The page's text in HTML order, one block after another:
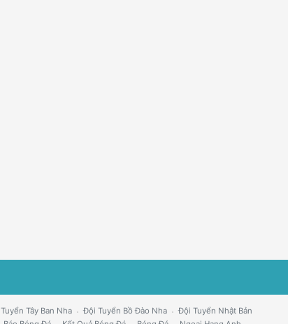
Tuyển Tây Ban Nha Đội Tuyển Bồ Đào Nha
Đội Tuyển Nhật Bản